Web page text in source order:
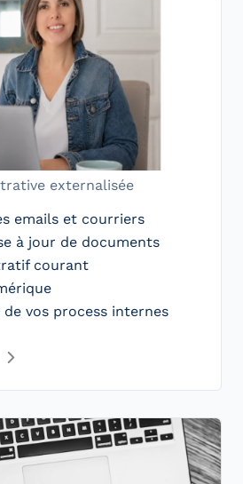
externalisée
emails et courriers
à jour de documents
courant
vos process internes